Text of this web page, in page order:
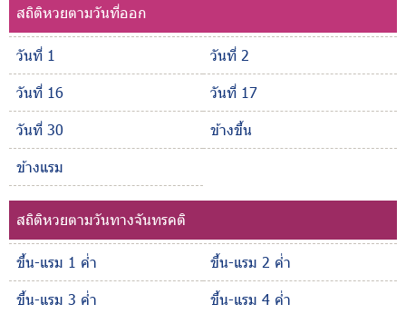
สถิติหวยตามวันที่ออก
วันที่ 1
วันที่ 2
วันที่ 16
วันที่ 17
วันที่ 30
ข้างขึ้น
ข้างแรม
สถิติหวยตามวันทางจันทรคติ
ขึ้น-แรม 1 ค่ำ
ขึ้น-แรม 2 ค่ำ
ขึ้น-แรม 3 ค่ำ
ขึ้น-แรม 4 ค่ำ